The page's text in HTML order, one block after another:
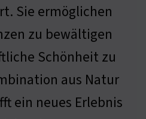
Sie ermöglichen
zu bewältigen
Schönheit zu
aus Natur
ein neues Erlebnis